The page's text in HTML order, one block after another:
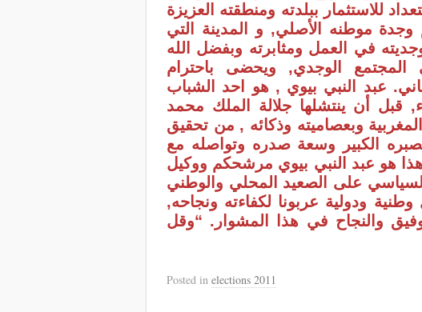
للاستثمار ببلدته ومنطقته العزيزة
موطنه الأصلي, و المدينة التي
في العمل ومثابرته وبفضل الله
الوجدي, ويحضى باحترام
عبد النبي بيوي , هو احد الشباب
قبل أن ينتشلها جلالة الملك محمد
وبعصاميته وذكائه , من تحقيق
الكبير وسعة صدره وتواصله مع
هذا هو عبد النبي بيوي مرشحكم ووكيل
السياسي على الصعيد المحلي والوطني
ودولية عربونا لكفاءته ونجاحه,
والنجاح في هذا المشوار. “وقل
Posted in elections 2011